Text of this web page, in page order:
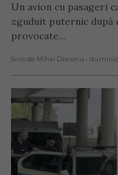
Un avion cu pasageri
zguduit puternic după
provocate…
Scris de Mihai Diaconu -